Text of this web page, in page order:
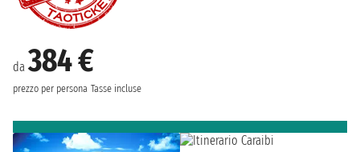
da384 €
prezzo per persona Tasse incluse